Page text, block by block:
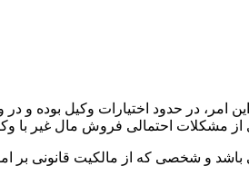
امر، در حدود اختیارات وکیل بوده
مشکلات احتمالی فروش مال غیر با
و شخصی که از مالکیت قانونی بر